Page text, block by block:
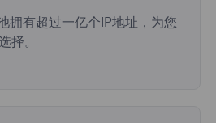
拥有超过一亿个IP地址，为您
择。